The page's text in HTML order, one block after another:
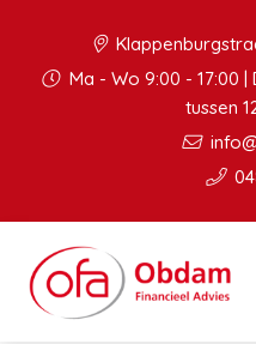
Ma - Wo 9:00 - 17:00
tussen